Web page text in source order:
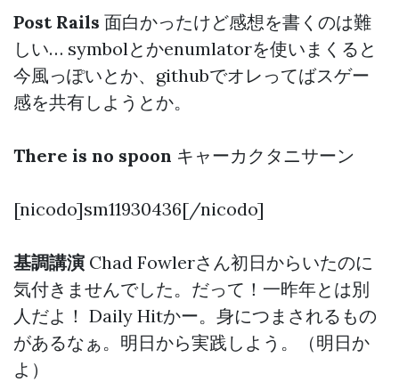
Post Rails 面白かったけど感想を書くのは難
しい… symbolとかenumlatorを使いまくると
今風っぽいとか、githubでオレってばスゲー
感を共有しようとか。
There is no spoon キャーカクタニサーン
[nicodo]sm11930436[/nicodo]
基調講演 Chad Fowlerさん初日からいたのに
気付きませんでした。だって！一昨年とは別
人だよ！ Daily Hitかー。身につまされるもの
があるなぁ。明日から実践しよう。（明日か
よ）